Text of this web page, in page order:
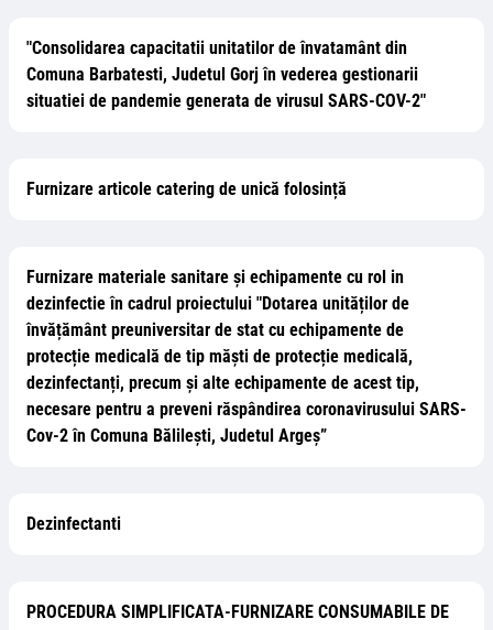
"Consolidarea capacitatii unitatilor de învatamânt din
Comuna Barbatesti, Judetul Gorj în vederea gestionarii
situatiei de pandemie generata de virusul SARS-COV-2"
Furnizare articole catering de unică folosință
Furnizare materiale sanitare și echipamente cu rol in
dezinfectie în cadrul proiectului "Dotarea unităților de
învățământ preuniversitar de stat cu echipamente de
protecție medicală de tip măști de protecție medicală,
dezinfectanți, precum și alte echipamente de acest tip,
necesare pentru a preveni răspândirea coronavirusului SARS-
Cov-2 în Comuna Bălilești, Judetul Argeș”
Dezinfectanti
PROCEDURA SIMPLIFICATA-FURNIZARE CONSUMABILE DE